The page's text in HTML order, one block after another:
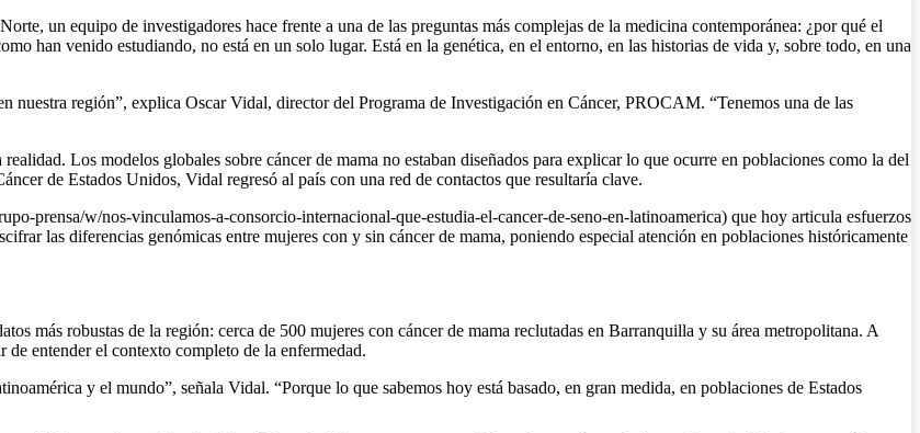
un equipo de investigadores hace frente a una de las preguntas más complejas de la medicina contemporánea: ¿por qué el
han venido estudiando, no está en un solo lugar. Está en la genética, en el entorno, en las historias de vida y, sobre todo, en una
nuestra región”, explica Oscar Vidal, director del Programa de Investigación en Cáncer, PROCAM. “Tenemos una de las
Los modelos globales sobre cáncer de mama no estaban diseñados para explicar lo que ocurre en poblaciones como la del
de Estados Unidos, Vidal regresó al país con una red de contactos que resultaría clave.
prensa/w/nos-vinculamos-a-consorcio-internacional-que-estudia-el-cancer-de-seno-en-latinoamerica) que hoy articula esfuerzos
las diferencias genómicas entre mujeres con y sin cáncer de mama, poniendo especial atención en poblaciones históricamente
más robustas de la región: cerca de 500 mujeres con cáncer de mama reclutadas en Barranquilla y su área metropolitana. A
entender el contexto completo de la enfermedad.
y el mundo”, señala Vidal. “Porque lo que sabemos hoy está basado, en gran medida, en poblaciones de Estados